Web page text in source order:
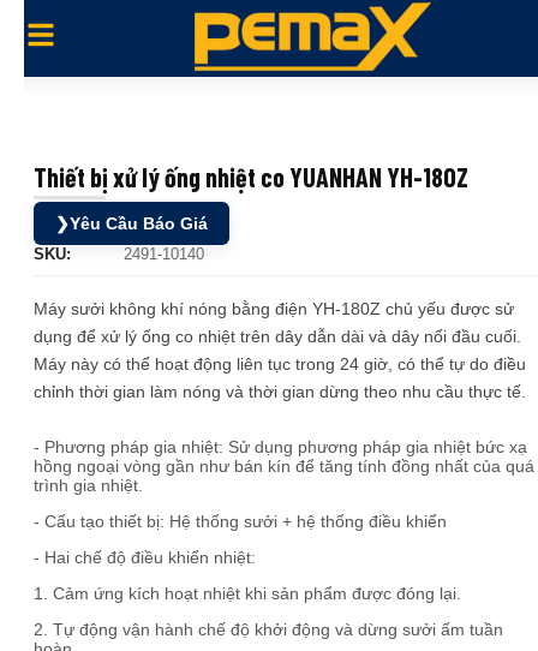
Thiết bị xử lý ống nhiệt co YUANHAN YH-180Z
❯Yêu Cầu Báo Giá
SKU: 2491-10140
Máy sưởi không khí nóng bằng điện YH-180Z chủ yếu được sử
dụng để xử lý ống co nhiệt trên dây dẫn dài và dây nối đầu cuối.
Máy này có thể hoạt động liên tục trong 24 giờ, có thể tự do điều
chỉnh thời gian làm nóng và thời gian dừng theo nhu cầu thực tế.
- Phương pháp gia nhiệt: Sử dụng phương pháp gia nhiệt bức xạ
hồng ngoại vòng gần như bán kín để tăng tính đồng nhất của quá
trình gia nhiệt.
- Cấu tạo thiết bị: Hệ thống sưởi + hệ thống điều khiển
- Hai chế độ điều khiển nhiệt:
1. Cảm ứng kích hoạt nhiệt khi sản phẩm được đóng lại.
2. Tự động vận hành chế độ khởi động và dừng sưởi ấm tuần